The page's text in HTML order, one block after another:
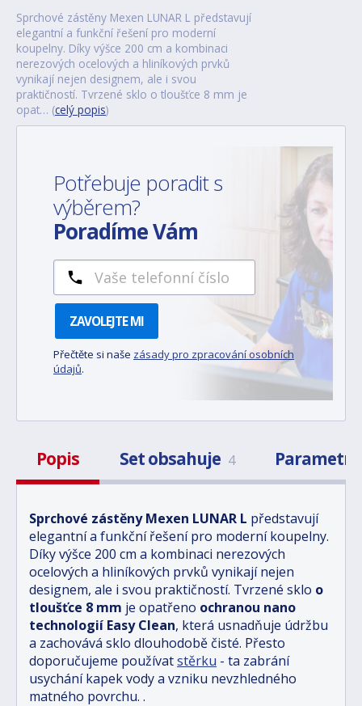
Sprchové zástěny Mexen LUNAR L představují
elegantní a funkční řešení pro moderní
koupelny. Díky výšce 200 cm a kombinaci
nerezových ocelových a hliníkových prvků
vynikají nejen designem, ale i svou
praktičností. Tvrzené sklo o tloušťce 8 mm je
opat… (celý popis)
Potřebuje poradit s
výběrem?
Poradíme Vám
ZAVOLEJTE MI
Přečtěte si naše zásady pro zpracování osobních
údajů.
Popis Set obsahuje 4 Parametry
Sprchové zástěny Mexen LUNAR L představují
elegantní a funkční řešení pro moderní koupelny.
Díky výšce 200 cm a kombinaci nerezových
ocelových a hliníkových prvků vynikají nejen
designem, ale i svou praktičností. Tvrzené sklo o
tloušťce 8 mm je opatřeno ochranou nano
technologií Easy Clean, která usnadňuje údržbu
a zachovává sklo dlouhodobě čisté. Přesto
doporučujeme používatstěrku - ta zabrání
usychání kapek vody a vzniku nevzhledného
matného povrchu. .